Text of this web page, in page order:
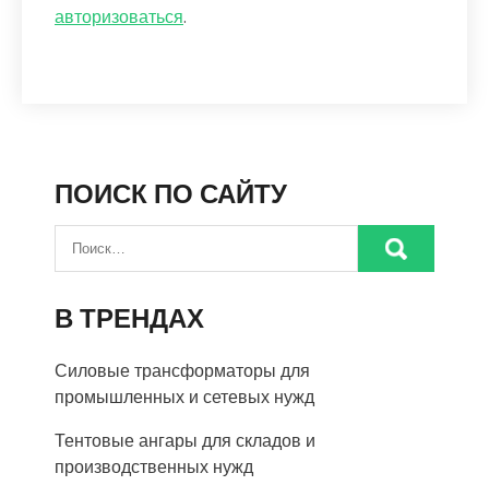
авторизоваться.
ПОИСК ПО САЙТУ
В ТРЕНДАХ
Силовые трансформаторы для
промышленных и сетевых нужд
Тентовые ангары для складов и
производственных нужд